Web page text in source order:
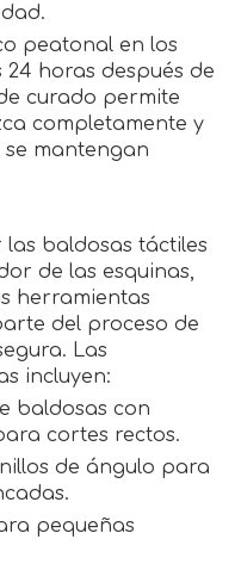
peatonal en los
horas después de
curado permite
completamente y
se mantengan
baldosas táctiles
de las esquinas,
herramientas
del proceso de
Las
incluyen:
baldosas con
cortes rectos.
de ángulo para
pequeñas